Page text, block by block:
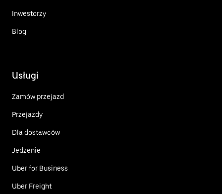
Inwestorzy
Blog
Usługi
Zamów przejazd
Przejazdy
Dla dostawców
Jedzenie
Uber for Business
Uber Freight